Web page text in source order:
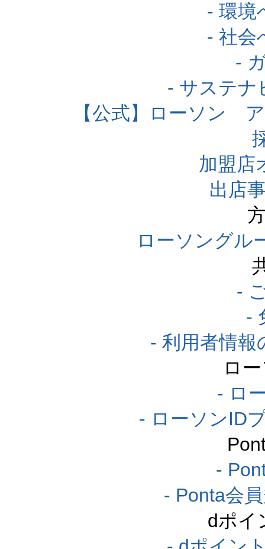
- 環境
- 社会
-
- サステナ
【公式】ローソン
加盟店
出店
ローソングル
-
-
- 利用者情報
ロ
- ロ
- ローソンID
-
- Ponta会
dポイ